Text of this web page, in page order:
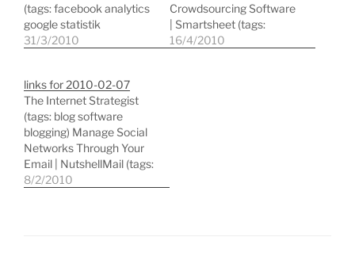
(tags: facebook analytics
google statistik
webanalyse) 11
Developers (tags:
webdesign tools
development reference)
Agiles oder klassisches
Projektmanagement?
Oder eine Kombination?
(tags: agile
31/3/2010
Crowdsourcing Software
| Smartsheet (tags:
collaboration
16/4/2010
links for 2010-02-07
The Internet Strategist
(tags: blog software
blogging) Manage Social
Networks Through Your
Email | NutshellMail (tags:
aggregator
8/2/2010